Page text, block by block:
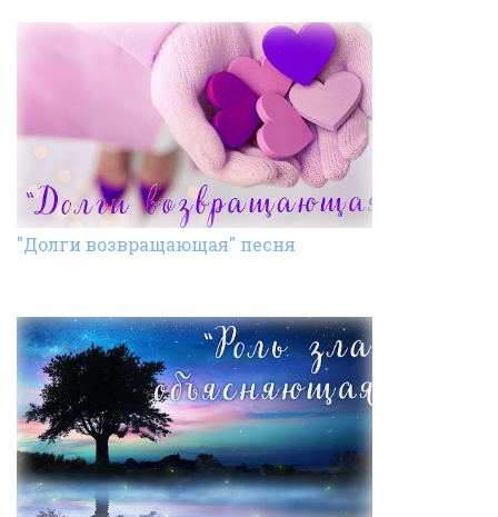
"Долги возвращающая" песня